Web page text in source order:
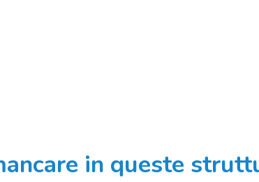
in queste